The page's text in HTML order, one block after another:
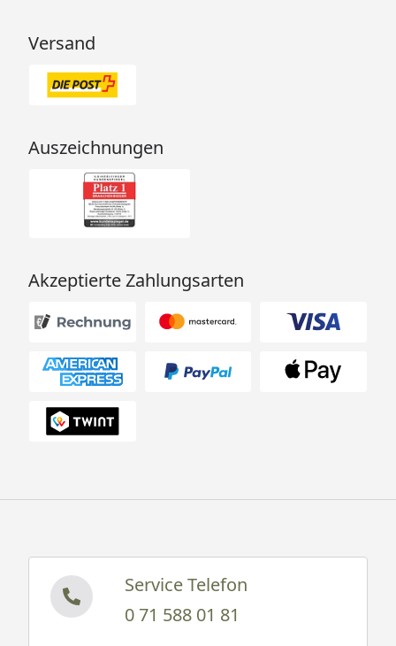
(auch dass ist leider immer öfter
Versand
Auszeichnungen
Akzeptierte Zahlungsarten
Service Telefon
0 71 588 01 81